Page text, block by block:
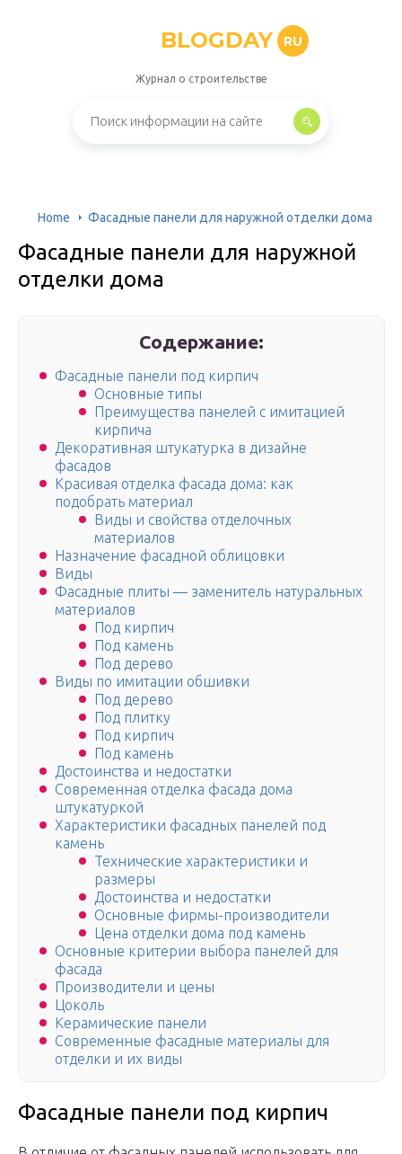
BLOGDAY RU
Журнал о строительстве
Home Фасадные панели для наружной отделки дома
Фасадные панели для наружной
отделки дома
Содержание:
Фасадные панели под кирпич
Основные типы
Преимущества панелей с имитацией
кирпича
Декоративная штукатурка в дизайне
фасадов
Красивая отделка фасада дома: как
подобрать материал
Виды и свойства отделочных
материалов
Назначение фасадной облицовки
Виды
Фасадные плиты — заменитель натуральных
материалов
Под кирпич
Под камень
Под дерево
Виды по имитации обшивки
Под дерево
Под плитку
Под кирпич
Под камень
Достоинства и недостатки
Современная отделка фасада дома
штукатуркой
Характеристики фасадных панелей под
камень
Технические характеристики и
размеры
Достоинства и недостатки
Основные фирмы-производители
Цена отделки дома под камень
Основные критерии выбора панелей для
фасада
Производители и цены
Цоколь
Керамические панели
Современные фасадные материалы для
отделки и их виды
Фасадные панели под кирпич